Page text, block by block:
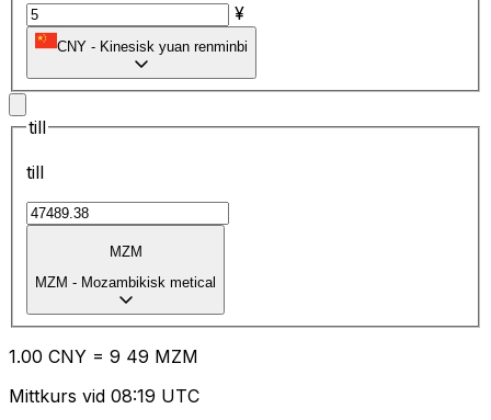
¥
CNY - Kinesisk yuan renminbi
till
till
MZM
MZM - Mozambikisk metical
1.00 CNY = 9 49 MZM
Mittkurs vid 08:19 UTC